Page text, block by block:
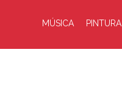
MÚSICA PINTURA